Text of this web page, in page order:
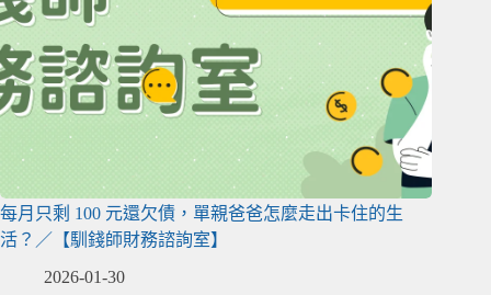
每月只剩 100 元還欠債，單親爸爸怎麼走出卡住的生
活？／【馴錢師財務諮詢室】
2026-01-30